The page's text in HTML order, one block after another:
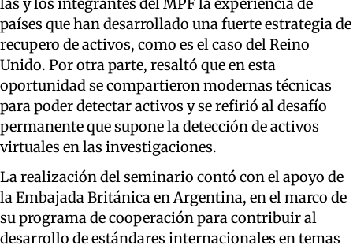
las y los integrantes del MPF la experiencia de
países que han desarrollado una fuerte estrategia de
recupero de activos, como es el caso del Reino
Unido. Por otra parte, resaltó que en esta
oportunidad se compartieron modernas técnicas
para poder detectar activos y se refirió al desafío
permanente que supone la detección de activos
virtuales en las investigaciones.
La realización del seminario contó con el apoyo de
la Embajada Británica en Argentina, en el marco de
su programa de cooperación para contribuir al
desarrollo de estándares internacionales en temas